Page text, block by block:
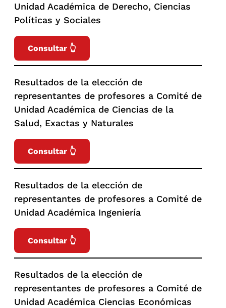
Unidad Académica de Derecho, Ciencias
Políticas y Sociales
Consultar 👆
Resultados de la elección de
representantes de profesores a Comité de
Unidad Académica de Ciencias de la
Salud, Exactas y Naturales
Consultar 👆
Resultados de la elección de
representantes de profesores a Comité de
Unidad Académica Ingeniería
Consultar 👆
Resultados de la elección de
representantes de profesores a Comité de
Unidad Académica Ciencias Económicas